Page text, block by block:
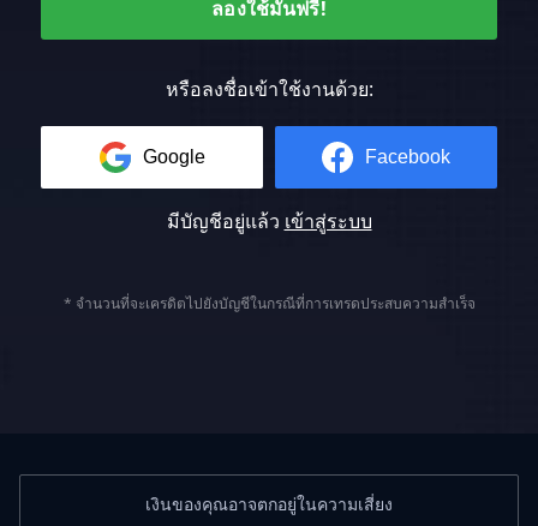
ลองใช้มันฟรี!
หรือลงชื่อเข้าใช้งานด้วย:
Google Facebook
มีบัญชีอยู่แล้ว เข้าสู่ระบบ
* จำนวนที่จะเครดิตไปยังบัญชีในกรณีที่การเทรดประสบความสำเร็จ
เงินของคุณอาจตกอยู่ในความเสี่ยง